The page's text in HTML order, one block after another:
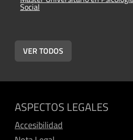
Social
VER TODOS
ASPECTOS LEGALES
Accesibilidad